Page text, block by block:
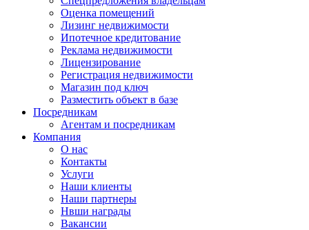
Оценка помещений
Лизинг недвижимости
Ипотечное кредитование
Реклама недвижимости
Лицензирование
Регистрация недвижимости
Магазин под ключ
Разместить объект в базе
Посредникам
Агентам и посредникам
Компания
О нас
Контакты
Услуги
Наши клиенты
Наши партнеры
Нвши награды
Вакансии